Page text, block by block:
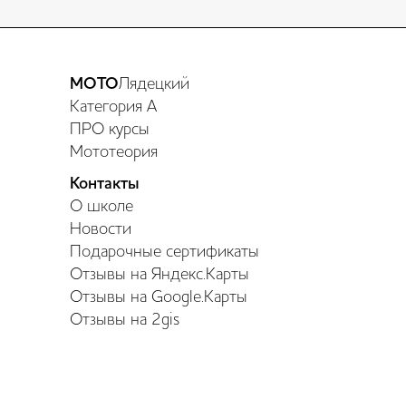
МОТОЛядецкий
Категория А
ПРО курсы
Мототеория
Контакты
О школе
Новости
Подарочные сертификаты
Отзывы на Яндекс.Карты
Отзывы на Google.Карты
Отзывы на 2gis